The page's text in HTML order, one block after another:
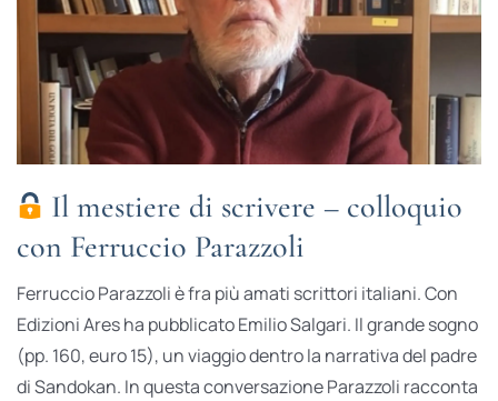
Il mestiere di scrivere – colloquio
con Ferruccio Parazzoli
Ferruccio Parazzoli è fra più amati scrittori italiani. Con
Edizioni Ares ha pubblicato Emilio Salgari. Il grande sogno
(pp. 160, euro 15), un viaggio dentro la narrativa del padre
di Sandokan. In questa conversazione Parazzoli racconta